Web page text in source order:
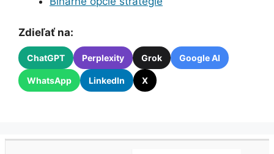
Zdieľať na:
ChatGPT Perplexity Grok Google AI
WhatsApp LinkedIn X